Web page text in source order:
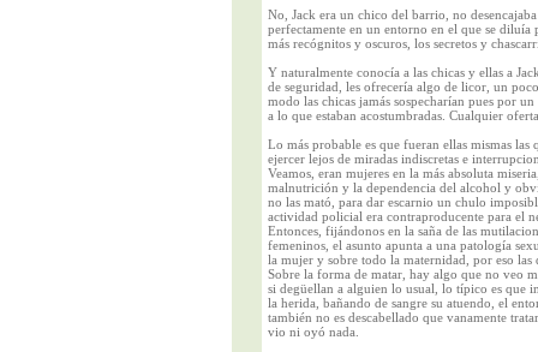
No, Jack era un chico del barrio, no
perfectamente en un entorno en el que se
más recógnitos y oscuros, los secretos y
Y naturalmente conocía a las chicas y ellas a
de seguridad, les ofrecería algo de licor, un
modo las chicas jamás sospecharían pues por
a lo que estaban acostumbradas. Cualquier
Lo más probable es que fueran ellas mismas
ejercer lejos de miradas indiscretas e
Veamos, eran mujeres en la más absoluta
malnutrición y la dependencia del alcohol y
no las mató, para dar escarnio un chulo
actividad policial era contraproducente para el
Entonces, fijándonos en la saña de las
femeninos, el asunto apunta a una patología
la mujer y sobre todo la maternidad, por eso
Sobre la forma de matar, hay algo que no veo
si degüellan a alguien lo usual, lo típico es que
la herida, bañando de sangre su atuendo, el
también no es descabellado que vanamente
vio ni oyó nada.